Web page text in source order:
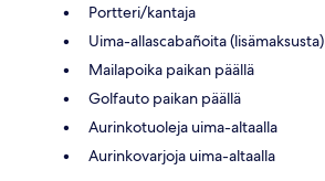
Portteri/kantaja
Uima-allascabañoita (lisämaksusta)
Mailapoika paikan päällä
Golfauto paikan päällä
Aurinkotuoleja uima-altaalla
Aurinkovarjoja uima-altaalla